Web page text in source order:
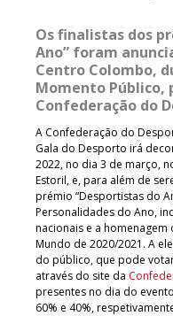
Os finalistas dos
Ano” foram
Centro Colombo,
Momento Público,
Confederação do
A Confederação do
Gala do Desporto irá
2022, no dia 3 de março,
Estoril, e, para além de
prémio “Desportistas do
Personalidades do Ano,
nacionais e a
Mundo de 2020/2021. A
do público, que pode
através do site da
presentes no dia do
60% e 40%,